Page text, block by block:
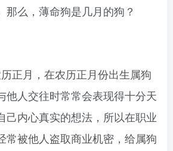
那么，薄命狗是几月的狗？
正月，在农历正月份出生属狗
他人交往时常常会表现得十分天
己内心真实的想法，所以在职业
常被他人盗取商业机密，给属狗